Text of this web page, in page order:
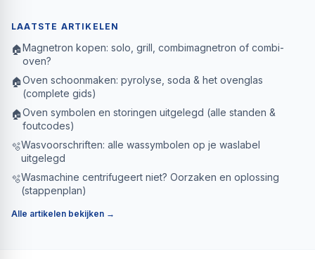
LAATSTE ARTIKELEN
🏠Magnetron kopen: solo, grill, combimagnetron of combi-
oven?
🏠Oven schoonmaken: pyrolyse, soda & het ovenglas
(complete gids)
🏠Oven symbolen en storingen uitgelegd (alle standen &
foutcodes)
🫧Wasvoorschriften: alle wassymbolen op je waslabel
uitgelegd
🫧Wasmachine centrifugeert niet? Oorzaken en oplossing
(stappenplan)
Alle artikelen bekijken →